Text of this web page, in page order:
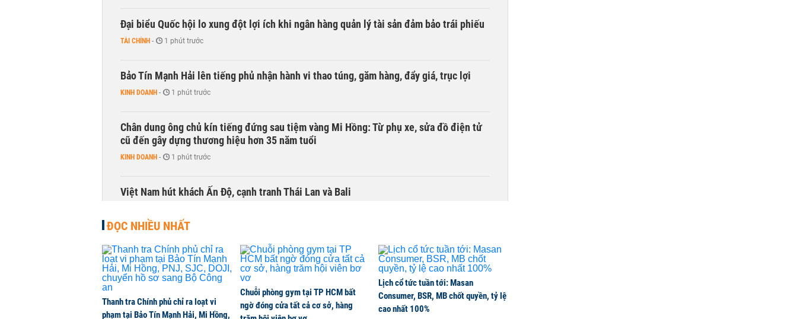
Đại biểu Quốc hội lo xung đột lợi ích khi ngân hàng quản lý tài sản đảm bảo trái phiếu
TÀI CHÍNH - 1 phút trước
Bảo Tín Mạnh Hải lên tiếng phủ nhận hành vi thao túng, găm hàng, đẩy giá, trục lợi
KINH DOANH - 1 phút trước
Chân dung ông chủ kín tiếng đứng sau tiệm vàng Mi Hồng: Từ phụ xe, sửa đồ điện tử
cũ đến gây dựng thương hiệu hơn 35 năm tuổi
KINH DOANH - 1 phút trước
Việt Nam hút khách Ấn Độ, cạnh tranh Thái Lan và Bali
Vé máy bay đi Singapore, Thái Lan giảm sâu trong mùa hè
KINH DOANH - 1 phút trước
Cán cân thương mại sắp đổi chiều?
THỜI SỰ - 1 phút trước
ĐỌC NHIỀU NHẤT
Thanh tra Chính phủ chỉ ra loạt vi
phạm tại Bảo Tín Mạnh Hải, Mi Hồng,
Chuỗi phòng gym tại TP HCM bất
ngờ đóng cửa tất cả cơ sở, hàng
Lịch cổ tức tuần tới: Masan
Consumer, BSR, MB chốt quyền, tỷ lệ
cao nhất 100%